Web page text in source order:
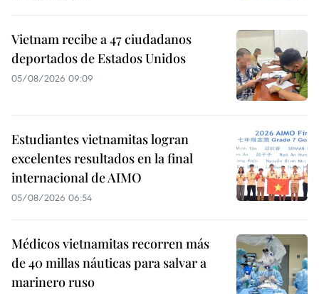
Vietnam recibe a 47 ciudadanos
deportados de Estados Unidos
05/08/2026 09:09
Estudiantes vietnamitas logran
excelentes resultados en la final
internacional de AIMO
05/08/2026 06:54
Médicos vietnamitas recorren más
de 40 millas náuticas para salvar a
marinero ruso